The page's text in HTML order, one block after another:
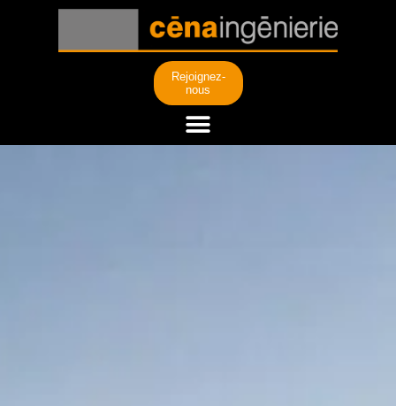
Rejoignez-
nous